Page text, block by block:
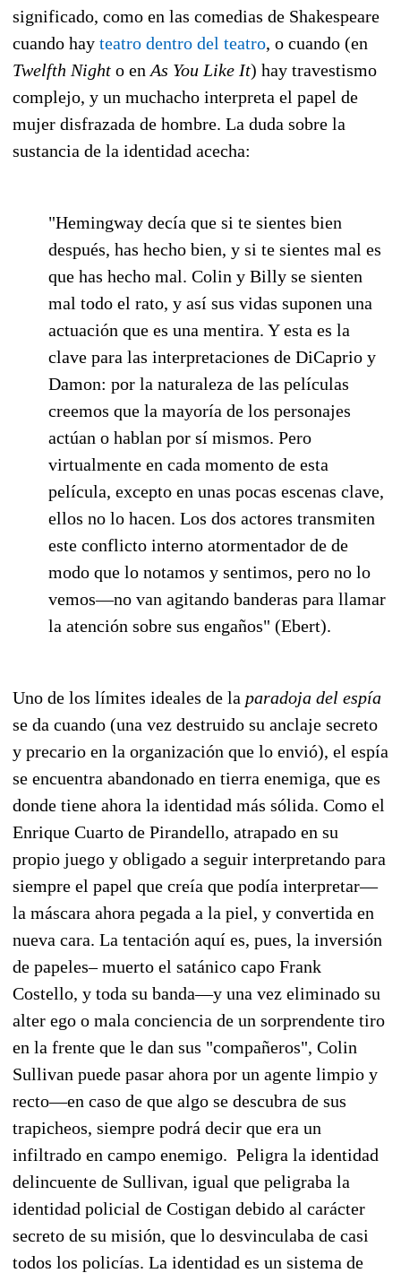
significado, como en las comedias de Shakespeare
cuando hay teatro dentro del teatro, o cuando (en
Twelfth Night o en As You Like It) hay travestismo
complejo, y un muchacho interpreta el papel de
mujer disfrazada de hombre. La duda sobre la
sustancia de la identidad acecha:
"Hemingway decía que si te sientes bien
después, has hecho bien, y si te sientes mal es
que has hecho mal. Colin y Billy se sienten
mal todo el rato, y así sus vidas suponen una
actuación que es una mentira. Y esta es la
clave para las interpretaciones de DiCaprio y
Damon: por la naturaleza de las películas
creemos que la mayoría de los personajes
actúan o hablan por sí mismos. Pero
virtualmente en cada momento de esta
película, excepto en unas pocas escenas clave,
ellos no lo hacen. Los dos actores transmiten
este conflicto interno atormentador de de
modo que lo notamos y sentimos, pero no lo
vemos—no van agitando banderas para llamar
la atención sobre sus engaños" (Ebert).
Uno de los límites ideales de la paradoja del espía
se da cuando (una vez destruido su anclaje secreto
y precario en la organización que lo envió), el espía
se encuentra abandonado en tierra enemiga, que es
donde tiene ahora la identidad más sólida. Como el
Enrique Cuarto de Pirandello, atrapado en su
propio juego y obligado a seguir interpretando para
siempre el papel que creía que podía interpretar—
la máscara ahora pegada a la piel, y convertida en
nueva cara. La tentación aquí es, pues, la inversión
de papeles– muerto el satánico capo Frank
Costello, y toda su banda—y una vez eliminado su
alter ego o mala conciencia de un sorprendente tiro
en la frente que le dan sus "compañeros", Colin
Sullivan puede pasar ahora por un agente limpio y
recto—en caso de que algo se descubra de sus
trapicheos, siempre podrá decir que era un
infiltrado en campo enemigo. Peligra la identidad
delincuente de Sullivan, igual que peligraba la
identidad policial de Costigan debido al carácter
secreto de su misión, que lo desvinculaba de casi
todos los policías. La identidad es un sistema de